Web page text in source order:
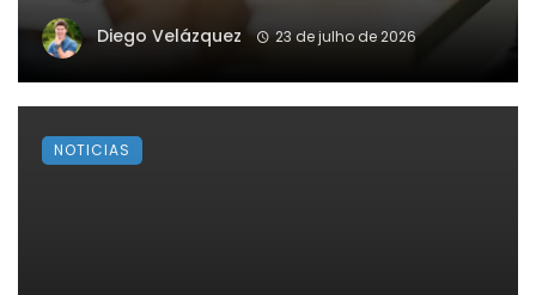
Diego Velázquez 23 de julho de 2026
NOTICIAS